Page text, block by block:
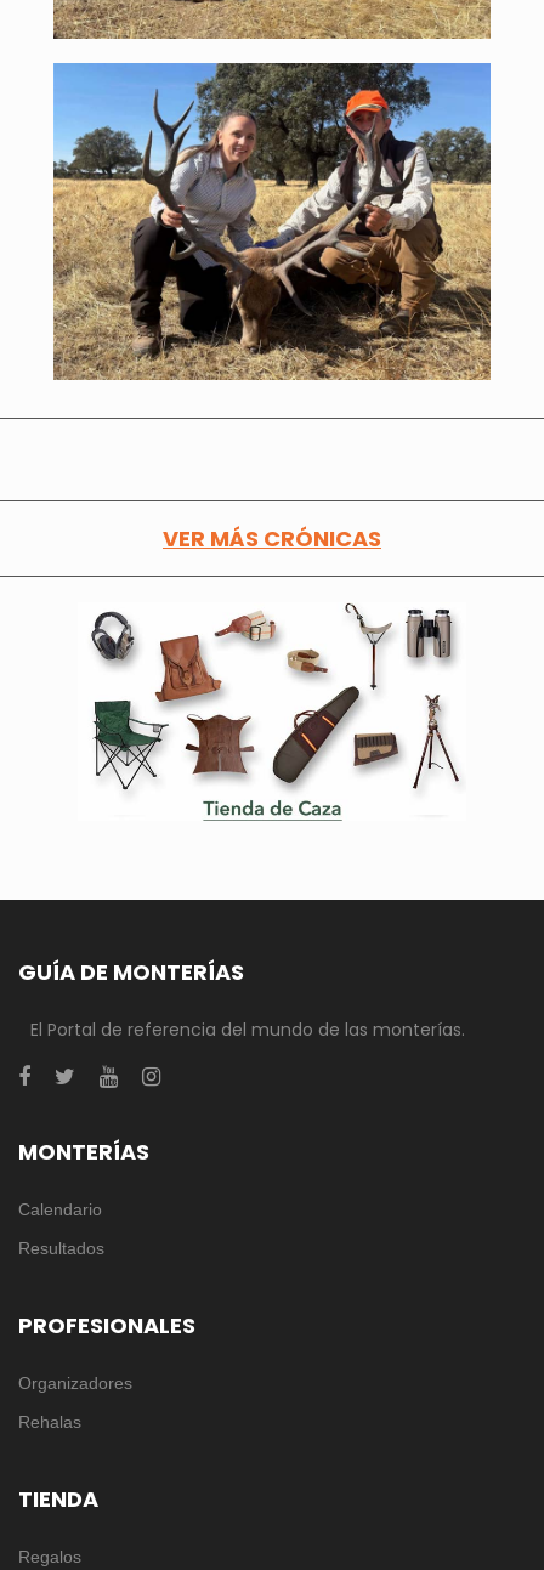
VER MÁS CRÓNICAS
GUÍA DE MONTERÍAS
El Portal de referencia del mundo de las monterías.
MONTERÍAS
Calendario
Resultados
PROFESIONALES
Organizadores
Rehalas
TIENDA
Regalos